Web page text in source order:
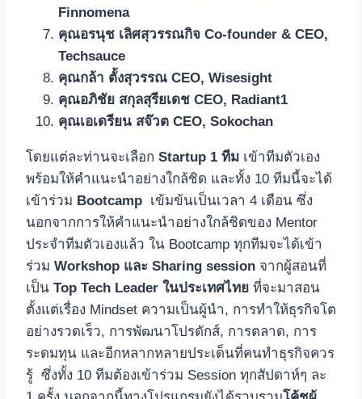
Finnomena
คุณอรนุช เลิศสุวรรณกิจ Co-founder & CEO,
Techsauce
คุณกล้า ตั้งสุวรรณ CEO, Wisesight
คุณอภิชัย สกุลสุรียเดช CEO, Radiant1
คุณเอเดรียน สจ๊วต CEO, Sokochan
โดยแต่ละท่านจะเลือก Startup 1 ทีม เข้าทีมตัวเอง
พร้อมให้คำแนะนำอย่างใกล้ชิด และทั้ง 10 ทีมนี้จะได้
เข้าร่วม Bootcamp เข้มข้นเป็นเวลา 4 เดือน ซึ่ง
นอกจากการให้คำแนะนำอย่างใกล้ชิดของ Mentor
ประจำทีมตัวเองแล้ว ใน Bootcamp ทุกทีมจะได้เข้า
ร่วม Workshop และ Sharing session จากผู้สอนที่
เป็น Top Tech Leader ในประเทศไทย ที่จะมาสอน
ตั้งแต่เรื่อง Mindset ความเป็นผู้นำ, การทำให้ธุรกิจโต
อย่างรวดเร็ว, การพัฒนาโปรดักส์, การตลาด, การ
ระดมทุน และอีกหลากหลายประเด็นที่คนทำธุรกิจควร
รู้ ซึ่งทั้ง 10 ทีมต้องเข้าร่วม Session ทุกสัปดาห์ๆ ละ